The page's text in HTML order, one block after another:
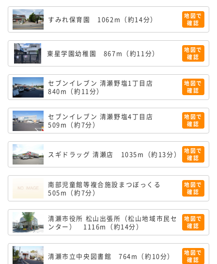
すみれ保育園 1062m（約14分）
地図で
確認
東星学園幼稚園 867m（約11分）
地図で
確認
セブンイレブン 清瀬野塩1丁目店
840m（約11分）
地図で
確認
セブンイレブン 清瀬野塩4丁目店
509m（約7分）
地図で
確認
スギドラッグ 清瀬店 1035m（約13分）
地図で
確認
南部児童館等複合施設まつぼっくる
505m（約7分）
地図で
確認
清瀬市役所 松山出張所（松山地域市民セ
ンター）
1116m（約14分）
地図で
確認
清瀬市立中央図書館 764m（約10分）
地図で
確認